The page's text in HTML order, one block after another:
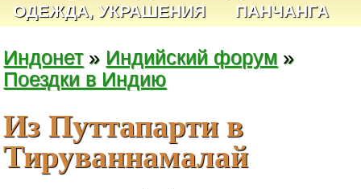
ОДЕЖДА, УКРАШЕНИЯ
ПАНЧАНГА
Индонет» Индийский форум »
Поездки в Индию
Из Путтапарти в
Тируваннамалай